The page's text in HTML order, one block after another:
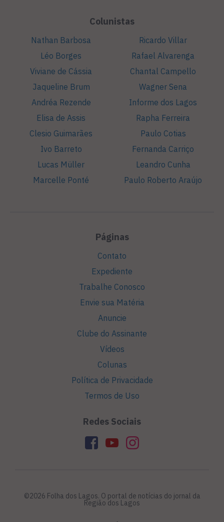
Colunistas
Nathan Barbosa
Léo Borges
Viviane de Cássia
Jaqueline Brum
Andréa Rezende
Elisa de Assis
Clesio Guimarães
Ivo Barreto
Lucas Müller
Marcelle Ponté
Ricardo Villar
Rafael Alvarenga
Chantal Campello
Wagner Sena
Informe dos Lagos
Rapha Ferreira
Paulo Cotias
Fernanda Carriço
Leandro Cunha
Paulo Roberto Araújo
Páginas
Contato
Expediente
Trabalhe Conosco
Envie sua Matéria
Anuncie
Clube do Assinante
Vídeos
Colunas
Política de Privacidade
Termos de Uso
Redes Sociais
©2026 Folha dos Lagos. O portal de notícias do jornal da
Região dos Lagos